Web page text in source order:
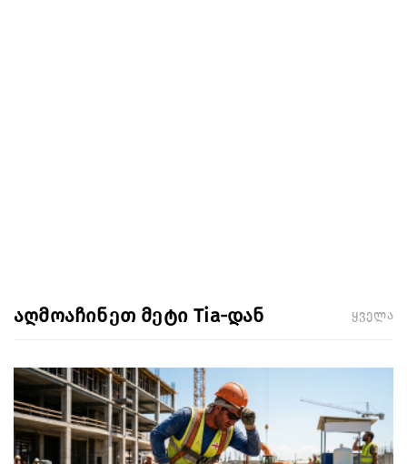
აღმოაჩინეთ მეტი Tia-დან ყველა